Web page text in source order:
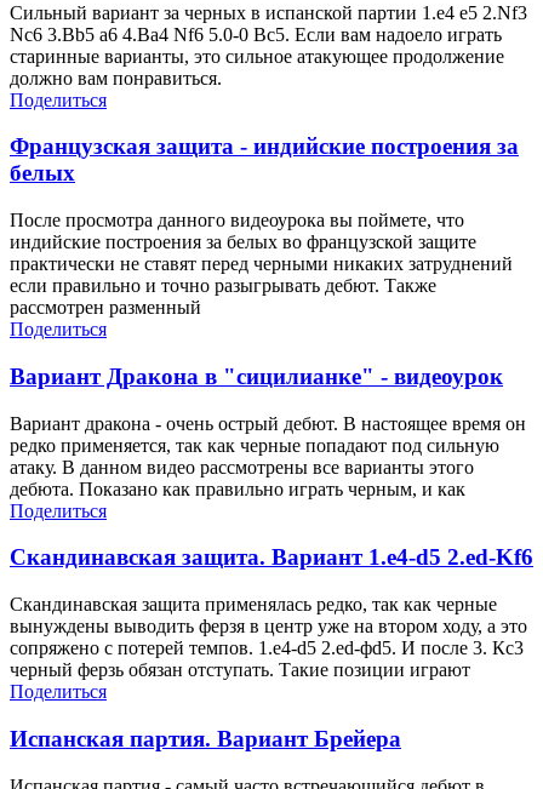
Сильный вариант за черных в испанской партии 1.e4 e5 2.Nf3
Nc6 3.Bb5 a6 4.Ba4 Nf6 5.0-0 Bc5. Если вам надоело играть
старинные варианты, это сильное атакующее продолжение
должно вам понравиться.
Поделиться
Французская защита - индийские построения за
белых
После просмотра данного видеоурока вы поймете, что
индийские построения за белых во французской защите
практически не ставят перед черными никаких затруднений
если правильно и точно разыгрывать дебют. Также
рассмотрен разменный
Поделиться
Вариант Дракона в "сицилианке" - видеоурок
Вариант дракона - очень острый дебют. В настоящее время он
редко применяется, так как черные попадают под сильную
атаку. В данном видео рассмотрены все варианты этого
дебюта. Показано как правильно играть черным, и как
Поделиться
Скандинавская защита. Вариант 1.е4-d5 2.ed-Kf6
Скандинавская защита применялась редко, так как черные
вынуждены выводить ферзя в центр уже на втором ходу, а это
сопряжено с потерей темпов. 1.e4-d5 2.ed-фd5. И после 3. Кс3
черный ферзь обязан отступать. Такие позиции играют
Поделиться
Испанская партия. Вариант Брейера